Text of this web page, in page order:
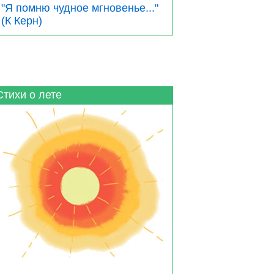
"Я помню чудное мгновенье..."
(К Керн)
о лете